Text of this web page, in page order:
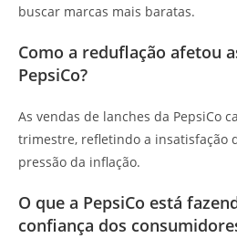
buscar marcas mais baratas.
Como a reduflação afetou
PepsiCo?
As vendas de lanches da PepsiCo
trimestre, refletindo a insatisfação
pressão da inflação.
O que a PepsiCo está
confiança dos